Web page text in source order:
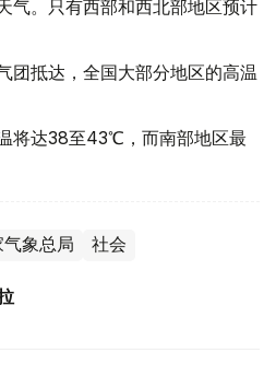
气。只有西部和西北部地区预计
团抵达，全国大部分地区的高温
将达38至43℃，而南部地区最
气象总局 社会